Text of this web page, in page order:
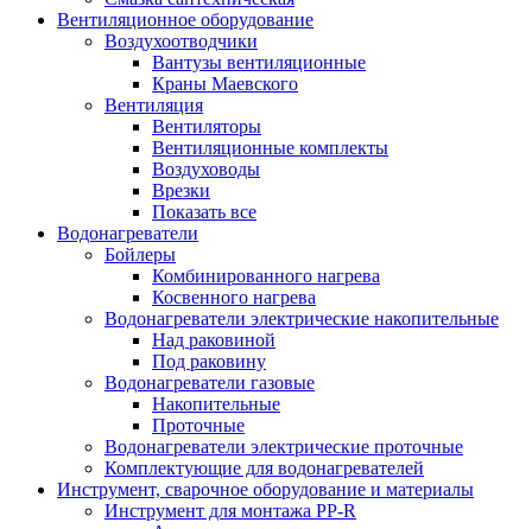
Вентиляционное оборудование
Воздухоотводчики
Вантузы вентиляционные
Краны Маевского
Вентиляция
Вентиляторы
Вентиляционные комплекты
Воздуховоды
Врезки
Показать все
Водонагреватели
Бойлеры
Комбинированного нагрева
Косвенного нагрева
Водонагреватели электрические накопительные
Над раковиной
Под раковину
Водонагреватели газовые
Накопительные
Проточные
Водонагреватели электрические проточные
Комплектующие для водонагревателей
Инструмент, сварочное оборудование и материалы
Инструмент для монтажа PP-R